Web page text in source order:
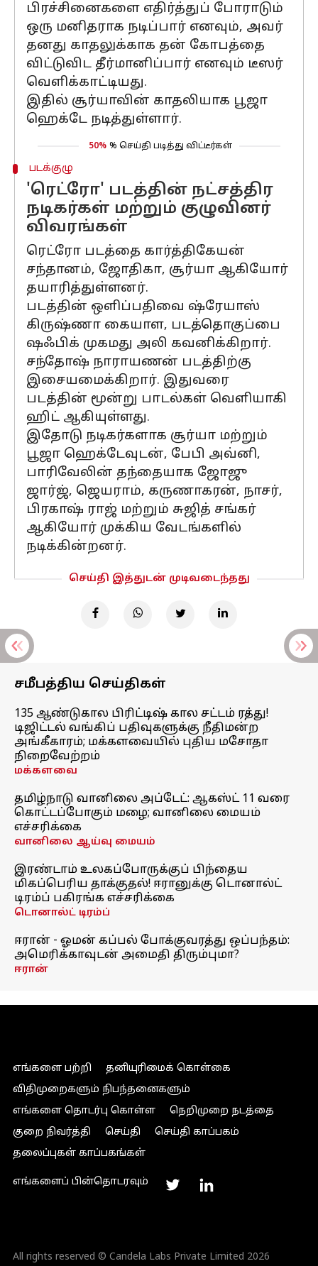
பிரச்சினைகளை எதிர்த்துப் போராடும்
ஒரு மனிதராக நடிப்பார் எனவும், அவர்
தனது காதலுக்காக தன் கோபத்தை
விட்டுவிட தீர்மானிப்பார் எனவும் டீஸர்
வெளிக்காட்டியது.
இதில் சூர்யாவின் காதலியாக பூஜா
ஹெக்டே நடித்துள்ளார்.
50% % செய்தி படித்து விட்டீர்கள்
படக்குழு
'ரெட்ரோ' படத்தின் நட்சத்திர
நடிகர்கள் மற்றும் குழுவினர்
விவரங்கள்
ரெட்ரோ படத்தை கார்த்திகேயன்
சந்தானம், ஜோதிகா, சூர்யா ஆகியோர்
தயாரித்துள்ளனர்.
படத்தின் ஒளிப்பதிவை ஷ்ரேயாஸ்
கிருஷ்ணா கையாள, படத்தொகுப்பை
ஷஃபிக் முகமது அலி கவனிக்கிறார்.
சந்தோஷ் நாராயணன் படத்திற்கு
இசையமைக்கிறார். இதுவரை
படத்தின் மூன்று பாடல்கள் வெளியாகி
ஹிட் ஆகியுள்ளது.
இதோடு நடிகர்களாக சூர்யா மற்றும்
பூஜா ஹெக்டேவுடன், பேபி அவ்னி,
பாரிவேலின் தந்தையாக ஜோஜு
ஜார்ஜ், ஜெயராம், கருணாகரன், நாசர்,
பிரகாஷ் ராஜ் மற்றும் சுஜித் சங்கர்
ஆகியோர் முக்கிய வேடங்களில்
நடிக்கின்றனர்.
செய்தி இத்துடன் முடிவடைந்தது
சமீபத்திய செய்திகள்
135 ஆண்டுகால பிரிட்டிஷ் கால சட்டம் ரத்து!
டிஜிட்டல் வங்கிப் பதிவுகளுக்கு நீதிமன்ற
அங்கீகாரம்; மக்களவையில் புதிய மசோதா
நிறைவேற்றம்
மக்களவை
தமிழ்நாடு வானிலை அப்டேட்: ஆகஸ்ட் 11 வரை
கொட்டப்போகும் மழை; வானிலை மையம்
எச்சரிக்கை
வானிலை ஆய்வு மையம்
இரண்டாம் உலகப்போருக்குப் பிந்தைய
மிகப்பெரிய தாக்குதல்! ஈரானுக்கு டொனால்ட்
டிரம்ப் பகிரங்க எச்சரிக்கை
டொனால்ட் டிரம்ப்
ஈரான் - ஓமன் கப்பல் போக்குவரத்து ஒப்பந்தம்:
அமெரிக்காவுடன் அமைதி திரும்புமா?
ஈரான்
எங்களை பற்றி
தனியுரிமைக் கொள்கை
விதிமுறைகளும் நிபந்தனைகளும்
எங்களை தொடர்பு கொள்ள
நெறிமுறை நடத்தை
குறை நிவர்த்தி
செய்தி
செய்தி காப்பகம்
தலைப்புகள் காப்பகங்கள்
எங்களைப் பின்தொடரவும்
All rights reserved © Candela Labs Private Limited 2026